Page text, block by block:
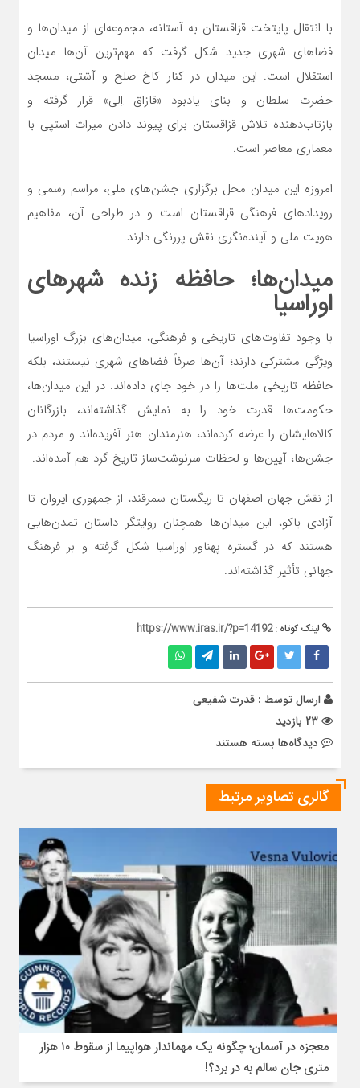
با انتقال پایتخت قزاقستان به آستانه، مجموعه‌ای از میدان‌ها و
فضاهای شهری جدید شکل گرفت که مهم‌ترین آن‌ها میدان
استقلال است. این میدان در کنار کاخ صلح و آشتی، مسجد
حضرت سلطان و بنای یادبود «قازاق اِلی» قرار گرفته و
بازتاب‌دهنده تلاش قزاقستان برای پیوند دادن میراث استپی با
معماری معاصر است.
امروزه این میدان محل برگزاری جشن‌های ملی، مراسم رسمی و
رویدادهای فرهنگی قزاقستان است و در طراحی آن، مفاهیم
هویت ملی و آینده‌نگری نقش پررنگی دارند.
میدان‌ها؛ حافظه زنده شهرهای
اوراسیا
با وجود تفاوت‌های تاریخی و فرهنگی، میدان‌های بزرگ اوراسیا
ویژگی مشترکی دارند؛ آن‌ها صرفاً فضاهای شهری نیستند، بلکه
حافظه تاریخی ملت‌ها را در خود جای داده‌اند. در این میدان‌ها،
حکومت‌ها قدرت خود را به نمایش گذاشته‌اند، بازرگانان
کالاهایشان را عرضه کرده‌اند، هنرمندان هنر آفریده‌اند و مردم در
جشن‌ها، آیین‌ها و لحظات سرنوشت‌ساز تاریخ گرد هم آمده‌اند.
از نقش جهان اصفهان تا ریگستان سمرقند، از جمهوری ایروان تا
آزادی باکو، این میدان‌ها همچنان روایتگر داستان تمدن‌هایی
هستند که در گستره پهناور اوراسیا شکل گرفته و بر فرهنگ
جهانی تأثیر گذاشته‌اند.
لینک کوتاه :https://www.iras.ir/?p=14192
ارسال توسط : قدرت شفیعی
دیدگاه‌ها برای
اوراسیا؛
روایت
تمدن‌ها
قلب
شهرها
بسته هستند
گالری تصاویر مرتبط
معجزه در آسمان؛ چگونه یک مهماندار هواپیما از سقوط ۱۰ هزار
متری جان سالم به در برد؟!